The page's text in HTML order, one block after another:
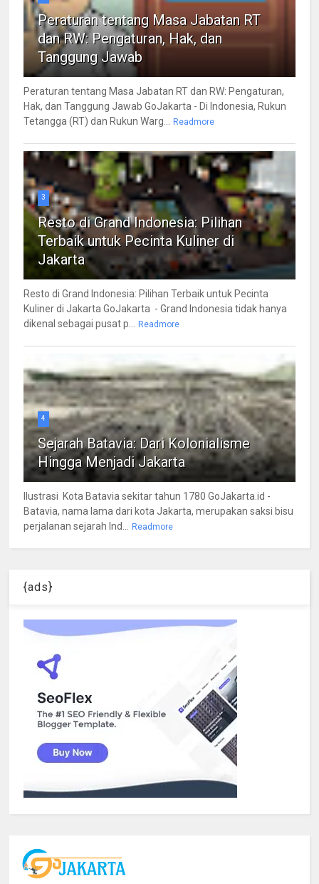
Peraturan tentang Masa Jabatan RT
dan RW: Pengaturan, Hak, dan
Tanggung Jawab
Peraturan tentang Masa Jabatan RT dan RW: Pengaturan,
Hak, dan Tanggung Jawab GoJakarta - Di Indonesia, Rukun
Tetangga (RT) dan Rukun Warg...
Readmore
3
Resto di Grand Indonesia: Pilihan
Terbaik untuk Pecinta Kuliner di
Jakarta
Resto di Grand Indonesia: Pilihan Terbaik untuk Pecinta
Kuliner di Jakarta GoJakarta - Grand Indonesia tidak hanya
dikenal sebagai pusat p...
Readmore
4
Sejarah Batavia: Dari Kolonialisme
Hingga Menjadi Jakarta
Ilustrasi Kota Batavia sekitar tahun 1780 GoJakarta.id -
Batavia, nama lama dari kota Jakarta, merupakan saksi bisu
perjalanan sejarah Ind...
Readmore
{ads}